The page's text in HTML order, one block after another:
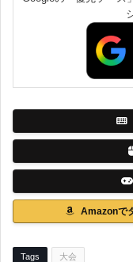
Amazonで
Tags 大会